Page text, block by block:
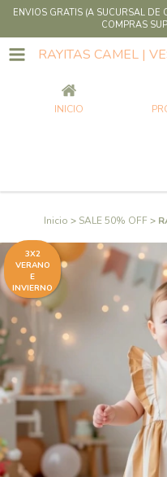
ENVIOS GRATIS (A SUCURSAL DE
COMPRAS
RAYITAS CAMEL |
INICIO
Inicio > SALE 50% OFF >
3X2
VERANO
E
INVIERNO